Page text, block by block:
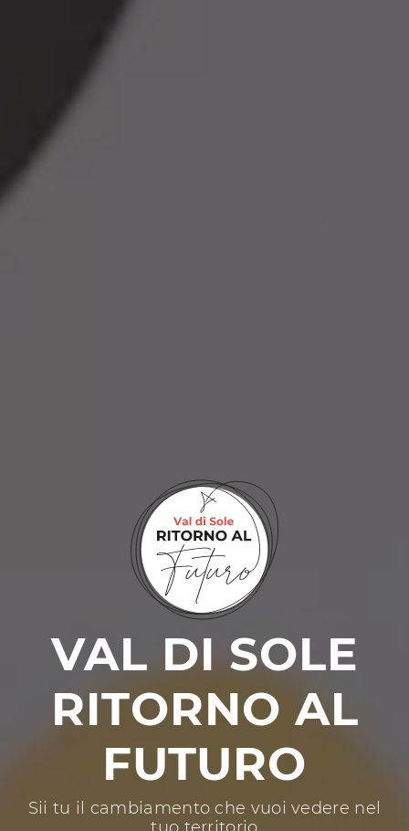
VAL DI SOLE
RITORNO AL
FUTURO
Sii tu il cambiamento che vuoi vedere nel